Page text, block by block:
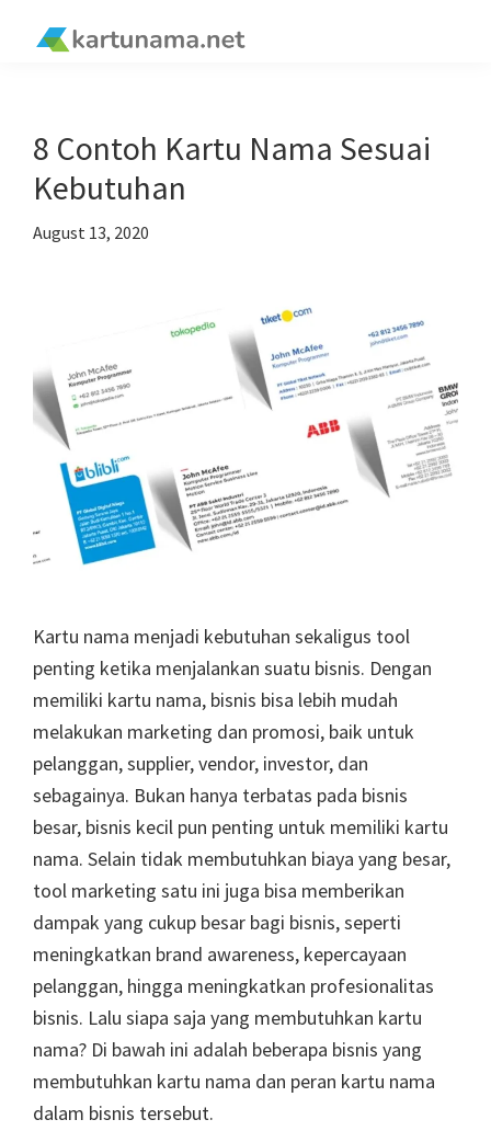
8 Contoh Kartu Nama Sesuai
Kebutuhan
August 13, 2020
Kartu nama menjadi kebutuhan sekaligus tool
penting ketika menjalankan suatu bisnis. Dengan
memiliki kartu nama, bisnis bisa lebih mudah
melakukan marketing dan promosi, baik untuk
pelanggan, supplier, vendor, investor, dan
sebagainya. Bukan hanya terbatas pada bisnis
besar, bisnis kecil pun penting untuk memiliki kartu
nama. Selain tidak membutuhkan biaya yang besar,
tool marketing satu ini juga bisa memberikan
dampak yang cukup besar bagi bisnis, seperti
meningkatkan brand awareness, kepercayaan
pelanggan, hingga meningkatkan profesionalitas
bisnis. Lalu siapa saja yang membutuhkan kartu
nama? Di bawah ini adalah beberapa bisnis yang
membutuhkan kartu nama dan peran kartu nama
dalam bisnis tersebut.